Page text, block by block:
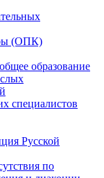
(ОПК)
образование
специалистов
Русской
по